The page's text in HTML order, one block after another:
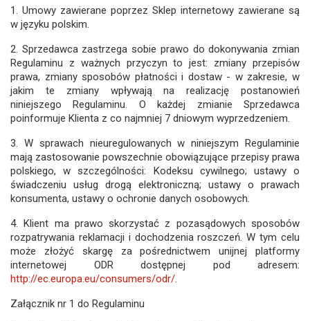
1. Umowy zawierane poprzez Sklep internetowy zawierane są
w języku polskim.
2. Sprzedawca zastrzega sobie prawo do dokonywania zmian
Regulaminu z ważnych przyczyn to jest: zmiany przepisów
prawa, zmiany sposobów płatności i dostaw - w zakresie, w
jakim te zmiany wpływają na realizację postanowień
niniejszego Regulaminu. O każdej zmianie Sprzedawca
poinformuje Klienta z co najmniej 7 dniowym wyprzedzeniem.
3. W sprawach nieuregulowanych w niniejszym Regulaminie
mają zastosowanie powszechnie obowiązujące przepisy prawa
polskiego, w szczególności: Kodeksu cywilnego; ustawy o
świadczeniu usług drogą elektroniczną; ustawy o prawach
konsumenta, ustawy o ochronie danych osobowych.
4. Klient ma prawo skorzystać z pozasądowych sposobów
rozpatrywania reklamacji i dochodzenia roszczeń. W tym celu
może złożyć skargę za pośrednictwem unijnej platformy
internetowej ODR dostępnej pod adresem:
http://ec.europa.eu/consumers/odr/.
Załącznik nr 1 do Regulaminu